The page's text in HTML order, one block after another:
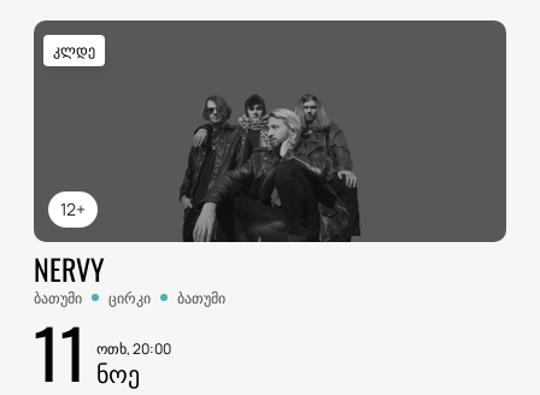
12+
კლდე
NERVY
ბათუმი ცირკი ბათუმი
11 ოთხ, 20:00
ᲜᲝᲔ